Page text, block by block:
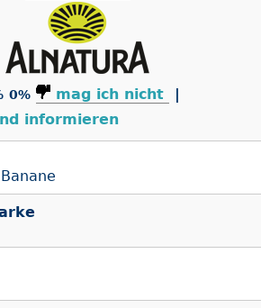
0% mag ich nicht
|
informieren